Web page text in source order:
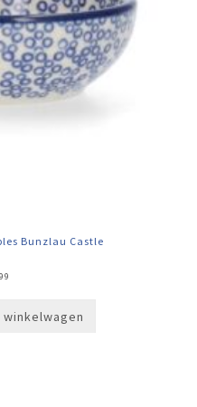
Bunzlau Castle